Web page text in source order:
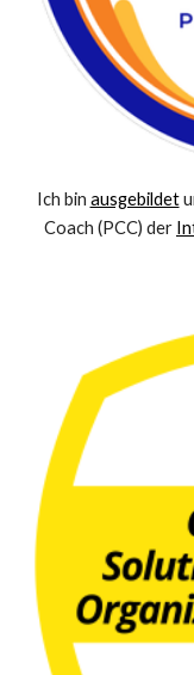
Ich bin ausgebildet
Coach (PCC) der